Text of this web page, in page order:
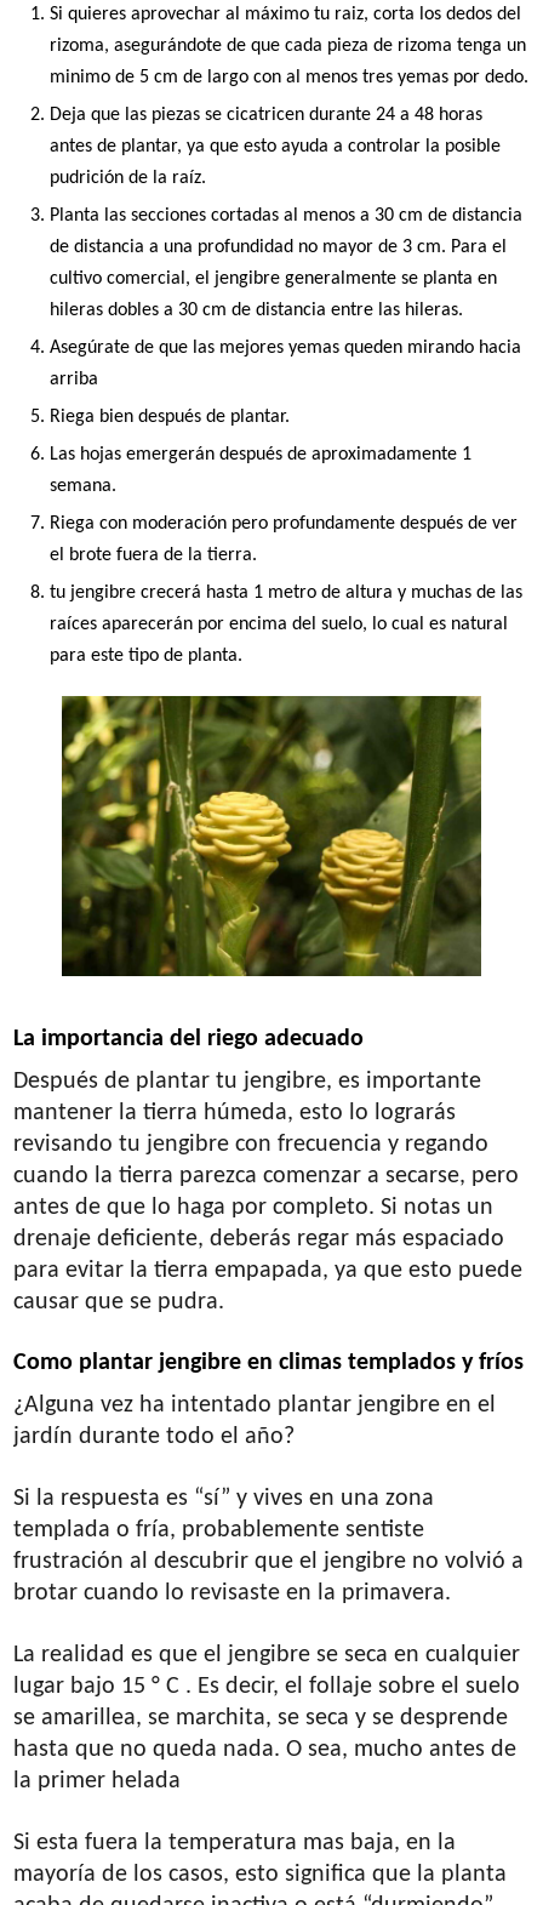
Si quieres aprovechar al máximo tu raiz, corta los dedos del
rizoma, asegurándote de que cada pieza de rizoma tenga un
minimo de 5 cm de largo con al menos tres yemas por dedo.
Deja que las piezas se cicatricen durante 24 a 48 horas
antes de plantar, ya que esto ayuda a controlar la posible
pudrición de la raíz.
Planta las secciones cortadas al menos a 30 cm de distancia
de distancia a una profundidad no mayor de 3 cm. Para el
cultivo comercial, el jengibre generalmente se planta en
hileras dobles a 30 cm de distancia entre las hileras.
Asegúrate de que las mejores yemas queden mirando hacia
arriba
Riega bien después de plantar.
Las hojas emergerán después de aproximadamente 1
semana.
Riega con moderación pero profundamente después de ver
el brote fuera de la tierra.
tu jengibre crecerá hasta 1 metro de altura y muchas de las
raíces aparecerán por encima del suelo, lo cual es natural
para este tipo de planta.
La importancia del riego adecuado
Después de plantar tu jengibre, es importante
mantener la tierra húmeda, esto lo lograrás
revisando tu jengibre con frecuencia y regando
cuando la tierra parezca comenzar a secarse, pero
antes de que lo haga por completo. Si notas un
drenaje deficiente, deberás regar más espaciado
para evitar la tierra empapada, ya que esto puede
causar que se pudra.
Como plantar jengibre en climas templados y fríos
¿Alguna vez ha intentado plantar jengibre en el
jardín durante todo el año?
Si la respuesta es “sí” y vives en una zona
templada o fría, probablemente sentiste
frustración al descubrir que el jengibre no volvió a
brotar cuando lo revisaste en la primavera.
La realidad es que el jengibre se seca en cualquier
lugar bajo 15 ° C . Es decir, el follaje sobre el suelo
se amarillea, se marchita, se seca y se desprende
hasta que no queda nada. O sea, mucho antes de
la primer helada
Si esta fuera la temperatura mas baja, en la
mayoría de los casos, esto significa que la planta